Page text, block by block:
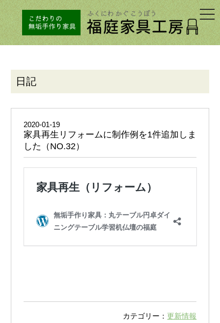
日記
2020-01-19
家具再生リフォームに制作例を1件追加しま
した（NO.32）
カテゴリー： 更新情報